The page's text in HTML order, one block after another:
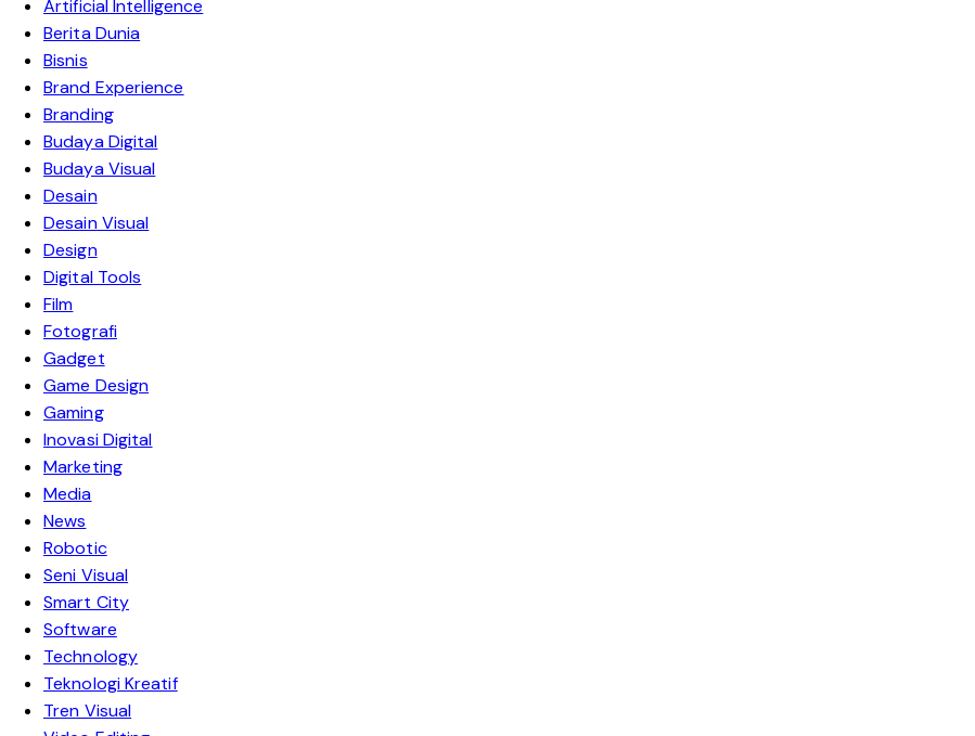
Artificial Intelligence
Berita Dunia
Bisnis
Brand Experience
Branding
Budaya Digital
Budaya Visual
Desain
Desain Visual
Design
Digital Tools
Film
Fotografi
Gadget
Game Design
Gaming
Inovasi Digital
Marketing
Media
News
Robotic
Seni Visual
Smart City
Software
Technology
Teknologi Kreatif
Tren Visual